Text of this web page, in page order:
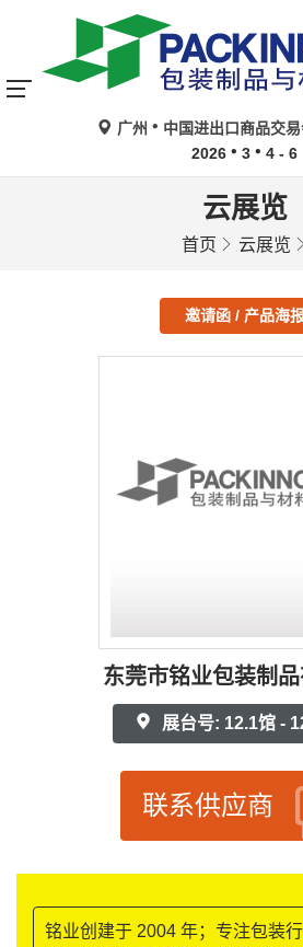
广州 中国进出口商品交
2026 3 4 - 6
云展览
首页 云展览
邀请函 / 产品海
东莞市铭业包装制品
展台号: 12.1馆 -
联系供应商
铭业创建于 2004 年；专注包装